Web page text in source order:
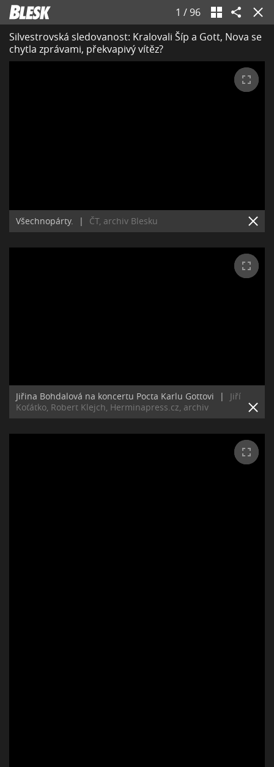
1 / 96
Silvestrovská sledovanost: Kralovali Šíp a Gott, Nova se
chytla zprávami, překvapivý vítěz?
Všechnopárty. | ČT, archiv Blesku
Jiřina Bohdalová na koncertu Pocta Karlu Gottovi |
Jiří
Koťátko, Robert Klejch, Herminapress.cz, archiv